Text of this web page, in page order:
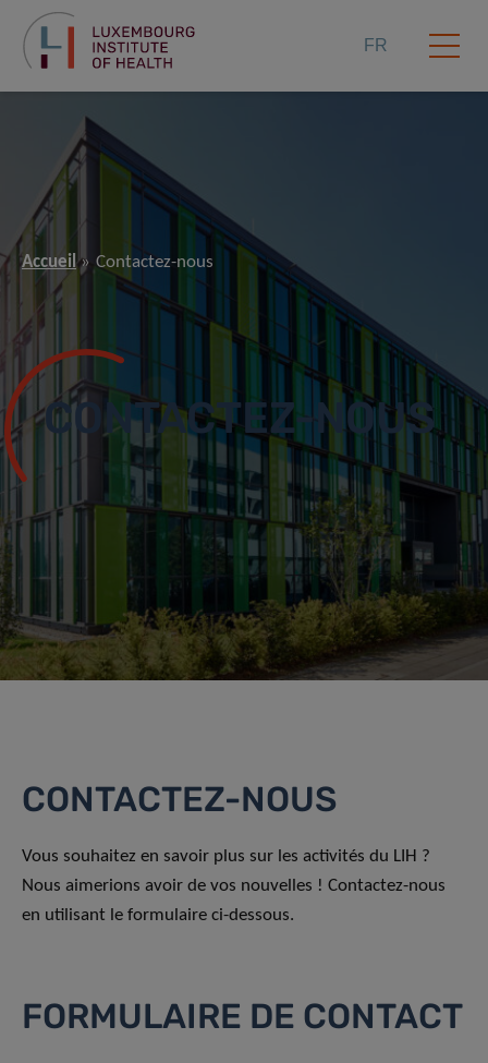
FR
Accueil Contactez-nous
CONTACTEZ-NOUS
CONTACTEZ-NOUS
Vous souhaitez en savoir plus sur les activités du LIH ?
Nous aimerions avoir de vos nouvelles ! Contactez-nous
en utilisant le formulaire ci-dessous.
FORMULAIRE DE CONTACT